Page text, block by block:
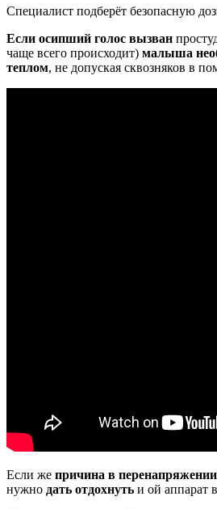
Специалист подберёт безопасную
Если осипший голос вызван
чаще всего происходит) малыша
теплом, не допуская сквозняков в
Если же причина в
нужно дать отдохнуть и ой аппарат